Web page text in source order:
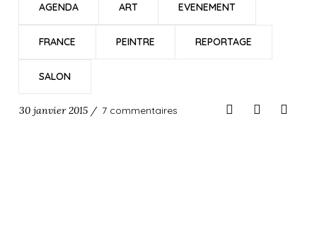
AGENDA ART EVENEMENT
FRANCE PEINTRE REPORTAGE
SALON
30 janvier 2015 / 7 commentaires